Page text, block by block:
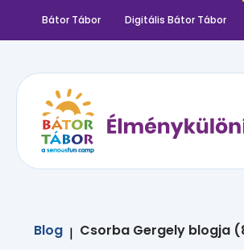
Bátor Tábor Digitális Bátor Tábor
Blog | Csorba Gergely blogja